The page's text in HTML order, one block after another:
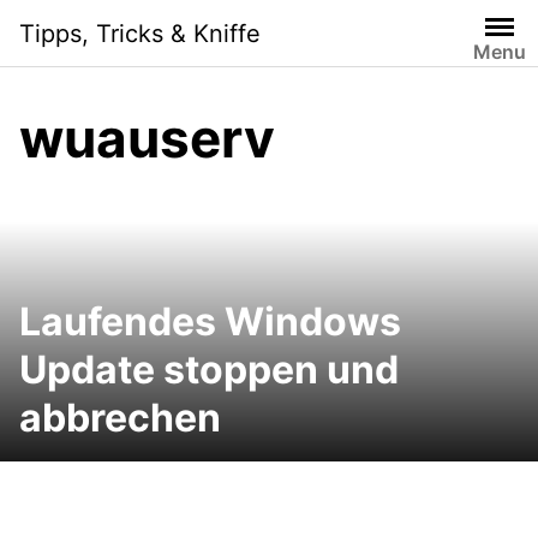
content
Tipps, Tricks & Kniffe
Menu
wuauserv
Laufendes Windows
Update stoppen und
abbrechen